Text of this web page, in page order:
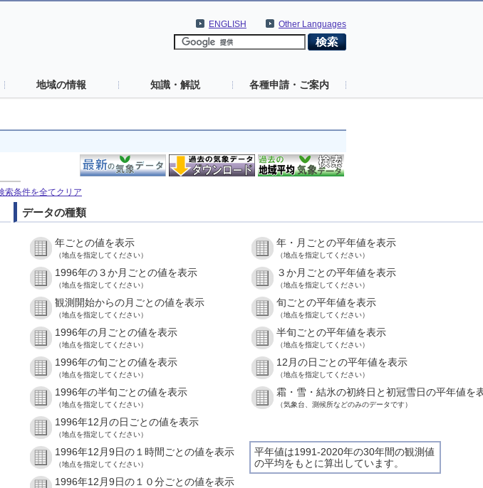
Other Languages
ENGLISH
地域の情報 知識・解説 各種申請・ご案内
索条件を全てクリア
データの種類
年ごとの値を表示
（地点を指定してください）
年・月ごとの平年値を表示
（地点を指定してください）
1996年の３か月ごとの値を表示
（地点を指定してください）
３か月ごとの平年値を表示
（地点を指定してください）
観測開始からの月ごとの値を表示
（地点を指定してください）
旬ごとの平年値を表示
（地点を指定してください）
1996年の月ごとの値を表示
（地点を指定してください）
半旬ごとの平年値を表示
（地点を指定してください）
1996年の旬ごとの値を表示
（地点を指定してください）
12月の日ごとの平年値を表示
（地点を指定してください）
1996年の半旬ごとの値を表示
（地点を指定してください）
霜・雪・結氷の初終日と初冠雪日の平年値を
（気象台、測候所などのみのデータです）
1996年12月の日ごとの値を表示
（地点を指定してください）
平年値は1991-2020年の30年間の観測値
の平均をもとに算出しています。
1996年12月9日の１時間ごとの値を表示
（地点を指定してください）
1996年12月9日の１０分ごとの値を表示